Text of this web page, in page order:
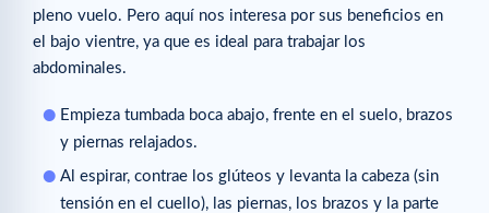
pleno vuelo. Pero aquí nos interesa por sus beneficios en
el bajo vientre, ya que es ideal para trabajar los
abdominales.
Empieza tumbada boca abajo, frente en el suelo, brazos
y piernas relajados.
Al espirar, contrae los glúteos y levanta la cabeza (sin
tensión en el cuello), las piernas, los brazos y la parte